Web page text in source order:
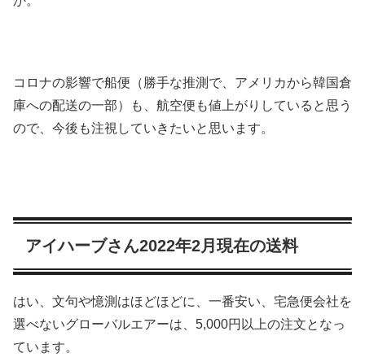
コロナの影響で船便（勝手な推測で、アメリカから韓国倉
庫への配送の一部）も、航空便も値上がりしていると思う
ので、今後も注視していきたいと思います。
アイハーブさん2022年2月現在の送料
はい、文句や憶測はほどほどに、一番安い、宅急便会社を
選べないグローバルエアーは、5,000円以上の注文となっ
ています。